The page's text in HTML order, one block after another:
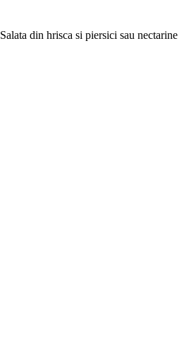
Salata din hrisca si piersici sau nectarine